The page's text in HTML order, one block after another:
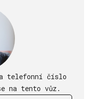
telefonní číslo
na tento vůz.